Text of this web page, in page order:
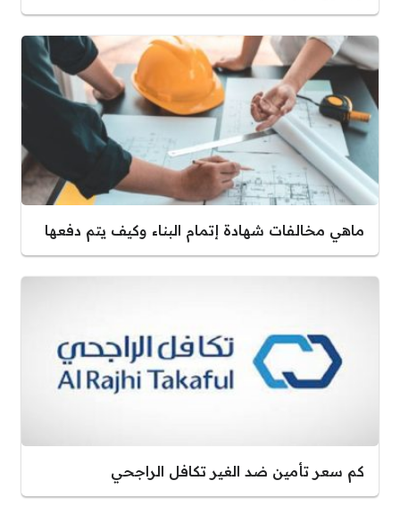
ماهي مخالفات شهادة إتمام البناء وكيف يتم دفعها
كم سعر تأمين ضد الغير تكافل الراجحي